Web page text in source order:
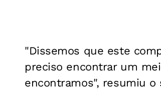
"Dissemos que este
preciso encontrar um
encontramos", resumiu o